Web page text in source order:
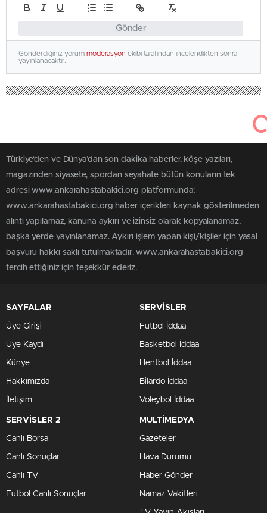
Gönder
Gönderdiğiniz yorum moderasyon ekibi tarafından incelendikten sonra
yayınlanacaktır.
Türkiye'den ve Dünya’dan son dakika haberler, köşe yazıları,
magazinden siyasete, spordan seyahate bütün konuların tek
adresi www.ankarahastabakici.org platformunda;
www.ankarahastabakici.org haber içerikleri kaynak gösterilmeden
alıntı yapılamaz, kanuna aykırı ve izinsiz olarak kopyalanamaz,
başka yerde yayınlanamaz. Aykırı işlem yapan kişi/kişiler için yasal
başvuru hakkı saklı tutulmaktadır. www.ankarahastabakici.org
tercih ettiğiniz için teşekkür ederiz.
SAYFALAR
Üye Girişi
Üye Kaydı
Künye
Hakkımızda
İletişim
SERVİSLER
Futbol İddaa
Basketbol İddaa
Hentbol İddaa
Bilardo İddaa
Voleybol İddaa
SERVİSLER 2
Canlı Borsa
Canlı Sonuçlar
Canlı TV
Futbol Canlı Sonuçlar
MULTİMEDYA
Gazeteler
Hava Durumu
Haber Gönder
Namaz Vakitleri